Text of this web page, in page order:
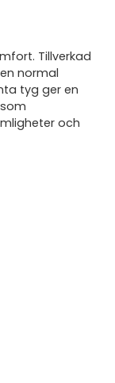
Tillverkad
normal
tyg ger en
och